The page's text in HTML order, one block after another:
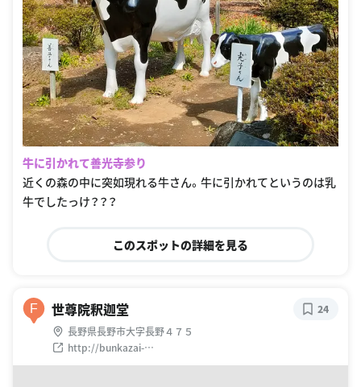
牛に引かれて善光寺参り
近くの森の中に突如現れる牛さん。牛に引かれてというのは乳
牛でしたっけ？？？
このスポットの詳細を見る
F 世尊院釈迦堂
長野県長野市大字長野４７５
http://bunkazai-
nagano.jp/modules/dbsearch/page0974.html
24